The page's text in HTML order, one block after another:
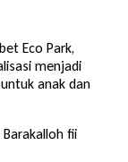
Eco Park,
menjadi
anak dan
Barakalloh fii